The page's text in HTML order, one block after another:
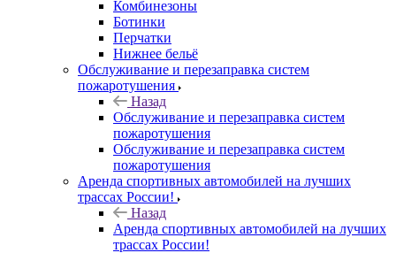
Комбинезоны
Ботинки
Перчатки
Нижнее бельё
Обслуживание и перезаправка систем
пожаротушения
Назад
Обслуживание и перезаправка систем
пожаротушения
Обслуживание и перезаправка систем
пожаротушения
Аренда спортивных автомобилей на лучших
трассах России!
Назад
Аренда спортивных автомобилей на лучших
трассах России!